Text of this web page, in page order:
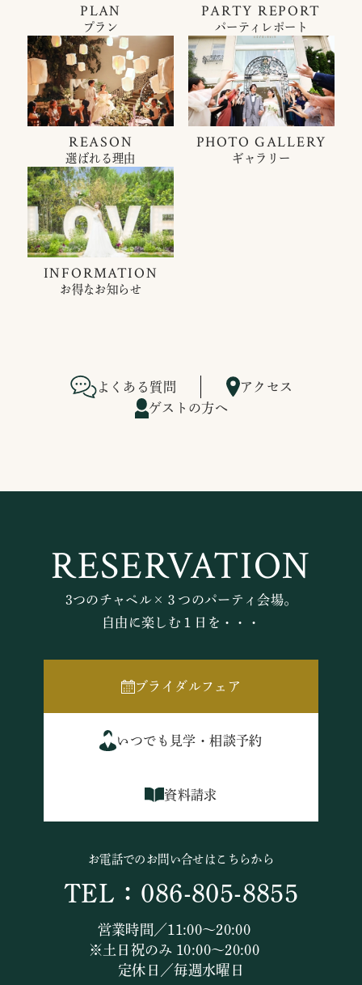
PLAN
プラン
PARTY REPORT
パーティレポート
REASON
選ばれる理由
PHOTO GALLERY
ギャラリー
INFORMATION
お得なお知らせ
よくある質問
アクセス
ゲストの方へ
RESERVATION
3つのチャペル×３つのパーティ会場。
自由に楽しむ１日を・・・
ブライダルフェア
いつでも見学・相談予約
資料請求
お電話でのお問い合せはこちらから
TEL：086-805-8855
営業時間／11:00～20:00
※土日祝のみ 10:00～20:00
定休日／毎週水曜日